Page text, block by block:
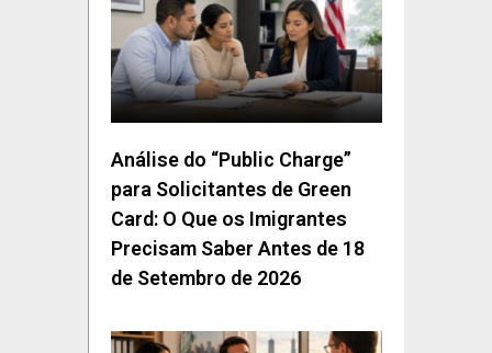
Análise do “Public Charge”
para Solicitantes de Green
Card: O Que os Imigrantes
Precisam Saber Antes de 18
de Setembro de 2026